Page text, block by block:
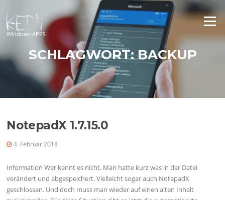
Inhalt
springen
Windows APPS
Menü
SCHLAGWORT:BACKUP
NotepadX 1.7.15.0
4. Februar 2018
Information Wer kennt es nicht. Man hatte kurz was in der Datei
verändert und abgespeichert. Vielleicht sogar auch NotepadX
geschlossen. Und doch muss man wieder auf einen alten Inhalt